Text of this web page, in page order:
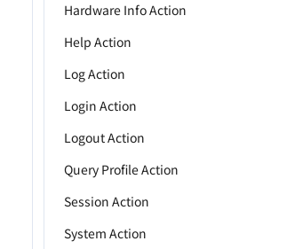
Hardware Info Action
Help Action
Log Action
Login Action
Logout Action
Query Profile Action
Session Action
System Action